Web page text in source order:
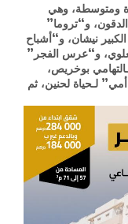
ومتوسطة، وهي
و“تروما”
نيشان، و“أشباح
و“عرس الفجر”
بوخريص،
لـحياة لحنين، ثم